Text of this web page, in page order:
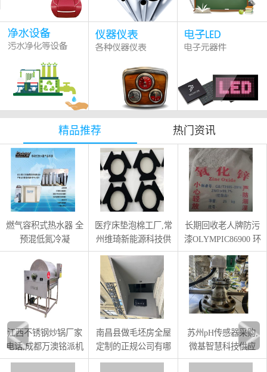
精品推荐 热门资讯
燃气容积式热水器 全
预混低氮冷凝
99KW400L
医疗床垫泡棉工厂,常
州维琦新能源科技供
应
长期回收老人牌防污
漆OLYMPIC86900 环
氧富锌底漆OGY
江西不锈钢炒锅厂家
电话,成都万澳铭派机
电设备供应
南昌县做毛坯房全屋
定制的正规公司有哪
些
苏州pH传感器采购,
微基智慧科技供应